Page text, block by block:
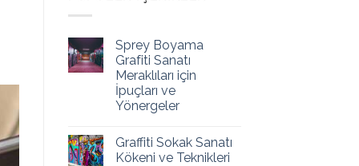
Sprey Boyama
Grafiti Sanatı
Meraklıları için
İpuçları ve
Yönergeler
Graffiti Sokak Sanatı
Kökeni ve Teknikleri